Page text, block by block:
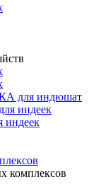
для индюшат
индеек
комплексов